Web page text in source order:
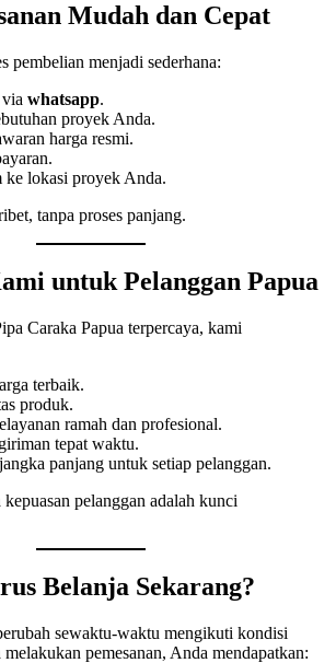
Mudah dan Cepat
pembelian menjadi sederhana:
whatsapp.
proyek Anda.
harga resmi.
lokasi proyek Anda.
tanpa proses panjang.
untuk Pelanggan Papua
Caraka Papua terpercaya, kami
terbaik.
produk.
ramah dan profesional.
tepat waktu.
panjang untuk setiap pelanggan.
pelanggan adalah kunci
Belanja Sekarang?
sewaktu-waktu mengikuti kondisi
melakukan pemesanan, Anda mendapatkan: